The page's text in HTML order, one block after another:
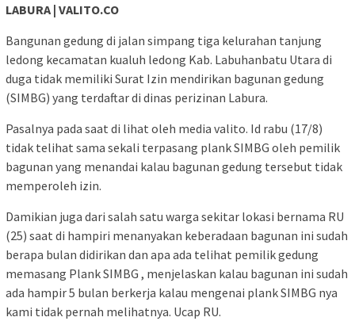
LABURA | VALITO.CO
Bangunan gedung di jalan simpang tiga kelurahan tanjung
ledong kecamatan kualuh ledong Kab. Labuhanbatu Utara di
duga tidak memiliki Surat Izin mendirikan bagunan gedung
(SIMBG) yang terdaftar di dinas perizinan Labura.
Pasalnya pada saat di lihat oleh media valito. Id rabu (17/8)
tidak telihat sama sekali terpasang plank SIMBG oleh pemilik
bagunan yang menandai kalau bagunan gedung tersebut tidak
memperoleh izin.
Damikian juga dari salah satu warga sekitar lokasi bernama RU
(25) saat di hampiri menanyakan keberadaan bagunan ini sudah
berapa bulan didirikan dan apa ada telihat pemilik gedung
memasang Plank SIMBG , menjelaskan kalau bagunan ini sudah
ada hampir 5 bulan berkerja kalau mengenai plank SIMBG nya
kami tidak pernah melihatnya. Ucap RU.